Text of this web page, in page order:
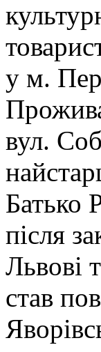
у м.
вул.
Батько
після
Львові
став